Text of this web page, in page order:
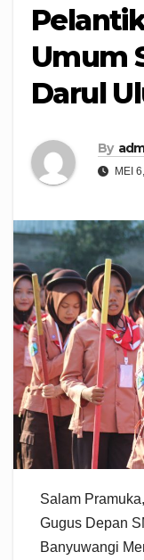
Umum
Darul
By
MEI
Salam
Gugus Depan
Banyuwangi